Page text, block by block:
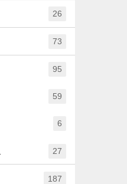
26
73
95
59
6
27
187